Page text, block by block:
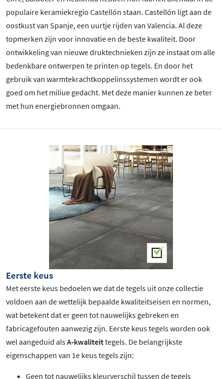
populaire keramiekregio Castellón staan. Castellón ligt aan de
oostkust van Spanje, een uurtje rijden van Valencia. Al deze
topmerken zijn voor innovatie en de beste kwaliteit. Door
ontwikkeling van nieuwe druktechnieken zijn ze instaat om alle
bedenkbare ontwerpen te printen op tegels. En door het
gebruik van warmtekrachtkoppelinssystemen wordt er ook
goed om het miliue gedacht. Met deze manier kunnen ze beter
met hun energiebronnen omgaan.
Eerste keus
Met eerste keus bedoelen we dat de tegels uit onze collectie
voldoen aan de wettelijk bepaalde kwaliteitseisen en normen,
wat betekent dat er geen tot nauwelijks gebreken en
fabricagefouten aanwezig zijn. Eerste keus tegels worden ook
wel aangeduid alsA-kwaliteittegels. De belangrijkste
eigenschappen van 1e keus tegels zijn:
Geen tot nauwelijks kleurverschil tussen de tegels